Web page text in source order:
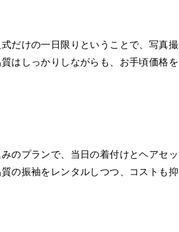
だけの一日限りということで、写真撮
はしっかりしながらも、お手頃価格を
のプランで、当日の着付けとヘアセッ
の振袖をレンタルしつつ、コストも抑